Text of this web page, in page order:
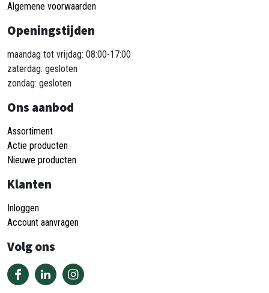
Algemene voorwaarden
Openingstijden
maandag tot vrijdag: 08:00-17:00
zaterdag: gesloten
zondag: gesloten
Ons aanbod
Assortiment
Actie producten
Nieuwe producten
Klanten
Inloggen
Account aanvragen
Volg ons